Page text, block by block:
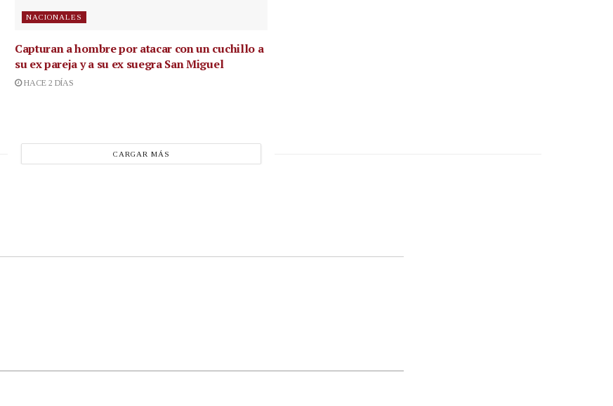
NACIONALES
Capturan a hombre por atacar con un cuchillo a
su ex pareja y a su ex suegra San Miguel
HACE 2 DÍAS
CARGAR MÁS